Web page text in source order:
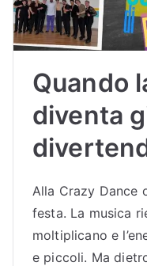
Quando
diventa
Alla Crazy Dance
festa. La musica
moltiplicano e
e piccoli. Ma